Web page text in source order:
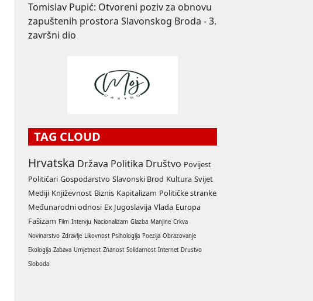
Tomislav Pupić: Otvoreni poziv za obnovu
zapuštenih prostora Slavonskog Broda - 3.
završni dio
TAG CLOUD
Hrvatska Država Politika Društvo Povijest
Političari Gospodarstvo Slavonski Brod Kultura Svijet
Mediji Književnost Biznis Kapitalizam Političke stranke
Međunarodni odnosi Ex Jugoslavija Vlada Europa
Fašizam Film Intervju Nacionalizam Glazba Manjine Crkva
Novinarstvo Zdravlje Likovnost Psihologija Poezija Obrazovanje
Ekologija Zabava Umjetnost Znanost Solidarnost Internet Drustvo
Sloboda